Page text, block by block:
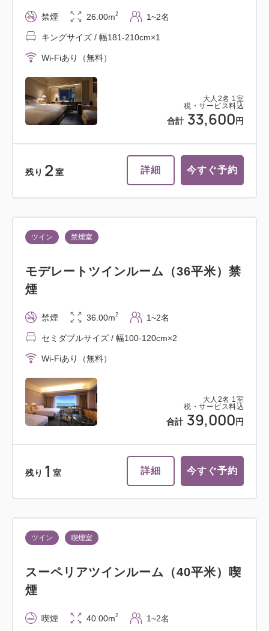
大人 2名 1室
税・サービス料込
合計 33,600 円
禁煙 26.00m2 1~2名
キングサイズ / 幅181-210cm×1
Wi-Fiあり（無料）
残り 2 室 詳細 今すぐ予約
大人 2名 1室
税・サービス料込
合計 39,000 円
ツイン 禁煙室
モデレートツインルーム（36平米）禁
煙
禁煙 36.00m2 1~2名
セミダブルサイズ / 幅100-120cm×2
Wi-Fiあり（無料）
残り 1 室 詳細 今すぐ予約
ツイン 喫煙室
スーペリアツインルーム（40平米）喫
煙
喫煙 40.00m2 1~2名